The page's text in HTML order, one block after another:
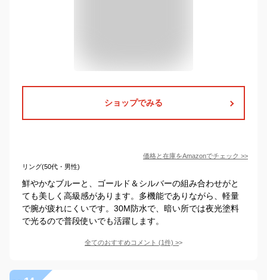
ショップでみる
価格と在庫をAmazonでチェック >>
リング(50代・男性)
鮮やかなブルーと、ゴールド＆シルバーの組み合わせがと
ても美しく高級感があります。多機能でありながら、軽量
で腕が疲れにくいです。30M防水で、暗い所では夜光塗料
で光るので普段使いでも活躍します。
全てのおすすめコメント (1件) >